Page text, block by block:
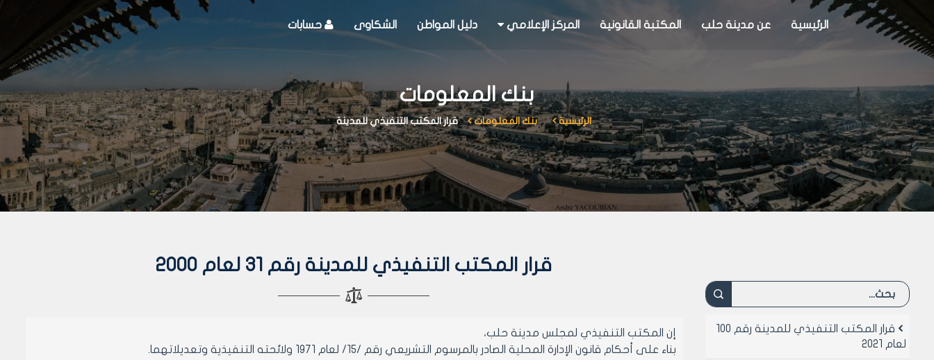
الرئيسية عن مدينة حلب المكتبة القانونية المركز الإعلامي دليل المواطن الشكاوى حسابات
بنك المعلومات
الرئيسية بنك المعلومات قرار المكتب التنفيذي للمدينة
قرار المكتب التنفيذي للمدينة رقم 31 لعام 2000
إن المكتب التنفيذي لمجلس مدينة حلب،
بناء على أحكام قانون الإدارة المحلية الصادر بالمرسوم التشريعي رقم /15/ لعام 1971 ولائحته التنفيذية وتعديلاتهما.
قرار المكتب التنفيذي للمدينة رقم 100
لعام 2021